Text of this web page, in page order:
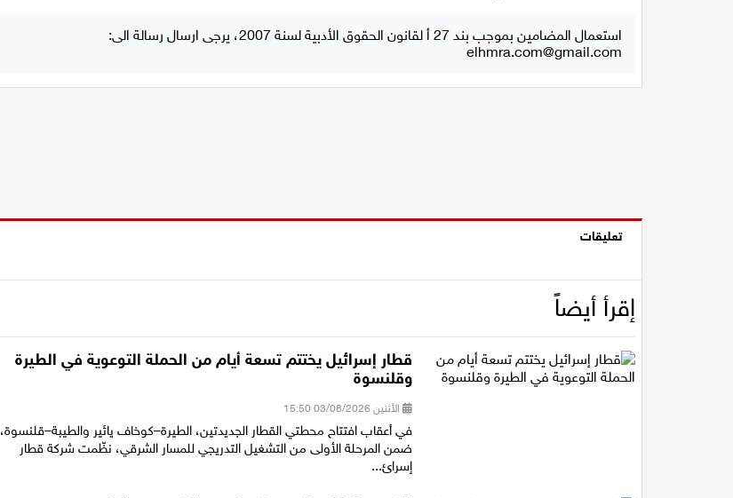
استعمال المضامين بموجب بند 27 أ لقانون الحقوق الأدبية لسنة 2007، يرجى ارسال رسالة الى:
elhmra.com@gmail.com
تعليقات
إقرأ أيضاً
قطار إسرائيل يختتم تسعة أيام من الحملة التوعوية في الطيرة
وقلنسوة
الأثنين 03/08/2026 15:50
في أعقاب افتتاح محطتي القطار الجديدتين، الطيرة–كوخاف يائير والطيبة–قلنسوة،
ضمن المرحلة الأولى من التشغيل التدريجي للمسار الشرقي، نظّمت شركة قطار
إسرائ...